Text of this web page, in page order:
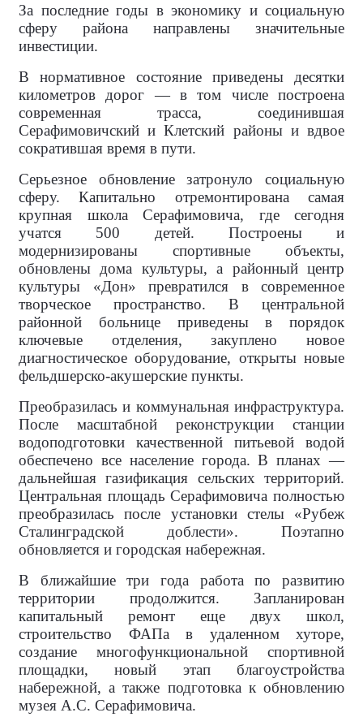
За последние годы в экономику и социальную
сферу района направлены значительные
инвестиции.
В нормативное состояние приведены десятки
километров дорог — в том числе построена
современная трасса, соединившая
Серафимовичский и Клетский районы и вдвое
сократившая время в пути.
Серьезное обновление затронуло социальную
сферу. Капитально отремонтирована самая
крупная школа Серафимовича, где сегодня
учатся 500 детей. Построены и
модернизированы спортивные объекты,
обновлены дома культуры, а районный центр
культуры «Дон» превратился в современное
творческое пространство. В центральной
районной больнице приведены в порядок
ключевые отделения, закуплено новое
диагностическое оборудование, открыты новые
фельдшерско-акушерские пункты.
Преобразилась и коммунальная инфраструктура.
После масштабной реконструкции станции
водоподготовки качественной питьевой водой
обеспечено все население города. В планах —
дальнейшая газификация сельских территорий.
Центральная площадь Серафимовича полностью
преобразилась после установки стелы «Рубеж
Сталинградской доблести». Поэтапно
обновляется и городская набережная.
В ближайшие три года работа по развитию
территории продолжится. Запланирован
капитальный ремонт еще двух школ,
строительство ФАПа в удаленном хуторе,
создание многофункциональной спортивной
площадки, новый этап благоустройства
набережной, а также подготовка к обновлению
музея А.С. Серафимовича.